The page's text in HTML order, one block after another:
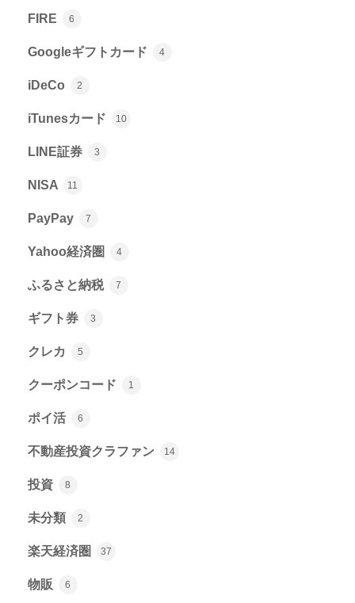
FIRE 6
Googleギフトカード 4
iDeCo 2
iTunesカード 10
LINE証券 3
NISA 11
PayPay 7
Yahoo経済圏 4
ふるさと納税 7
ギフト券 3
クレカ 5
クーポンコード 1
ポイ活 6
不動産投資クラファン 14
投資 8
未分類 2
楽天経済圏 37
物販 6